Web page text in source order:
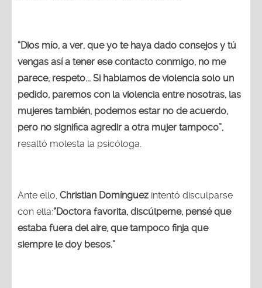
“Dios mío, a ver, que yo te haya dado consejos y tú
vengas así a tener ese contacto conmigo, no me
parece, respeto... Si hablamos de violencia solo un
pedido, paremos con la violencia entre nosotras, las
mujeres también, podemos estar no de acuerdo,
pero no significa agredir a otra mujer tampoco”,
resaltó molesta la psicóloga.
Ante ello, Christian Domínguez intentó disculparse
con ella:“Doctora favorita, discúlpeme, pensé que
estaba fuera del aire, que tampoco finja que
siempre le doy besos.”